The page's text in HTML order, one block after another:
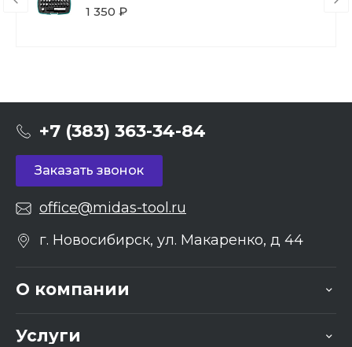
1 350 ₽
+7 (383) 363-34-84
Заказать звонок
office@midas-tool.ru
г. Новосибирск, ул. Макаренко, д 44
О компании
Услуги